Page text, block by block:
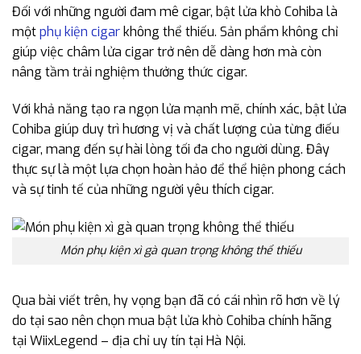
Đối với những người đam mê cigar, bật lửa khò Cohiba là
mộtphụ kiện cigarkhông thể thiếu. Sản phẩm không chỉ
giúp việc châm lửa cigar trở nên dễ dàng hơn mà còn
nâng tầm trải nghiệm thưởng thức cigar.
Với khả năng tạo ra ngọn lửa mạnh mẽ, chính xác, bật lửa
Cohiba giúp duy trì hương vị và chất lượng của từng điếu
cigar, mang đến sự hài lòng tối đa cho người dùng. Đây
thực sự là một lựa chọn hoàn hảo để thể hiện phong cách
và sự tinh tế của những người yêu thích cigar.
Món phụ kiện xì gà quan trọng không thể thiếu
Qua bài viết trên, hy vọng bạn đã có cái nhìn rõ hơn về lý
do tại sao nên chọn mua bật lửa khò Cohiba chính hãng
tại WiixLegend – địa chỉ uy tín tại Hà Nội.